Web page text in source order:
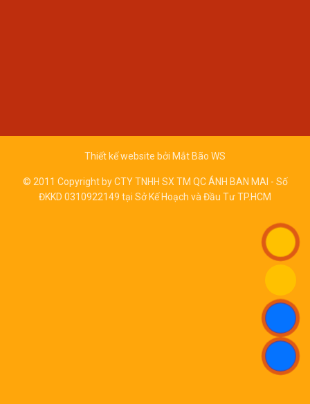
Thiết kế website bởi Mắt Bão WS
© 2011 Copyright by CTY TNHH SX TM QC ÁNH BAN MAI - Số
ĐKKD 0310922149 tại Sở Kế Hoạch và Đầu Tư TP.HCM